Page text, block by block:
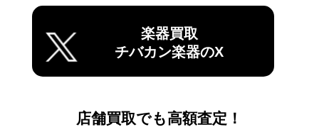
楽器買取
チバカン楽器のX
店舗買取でも高額査定！